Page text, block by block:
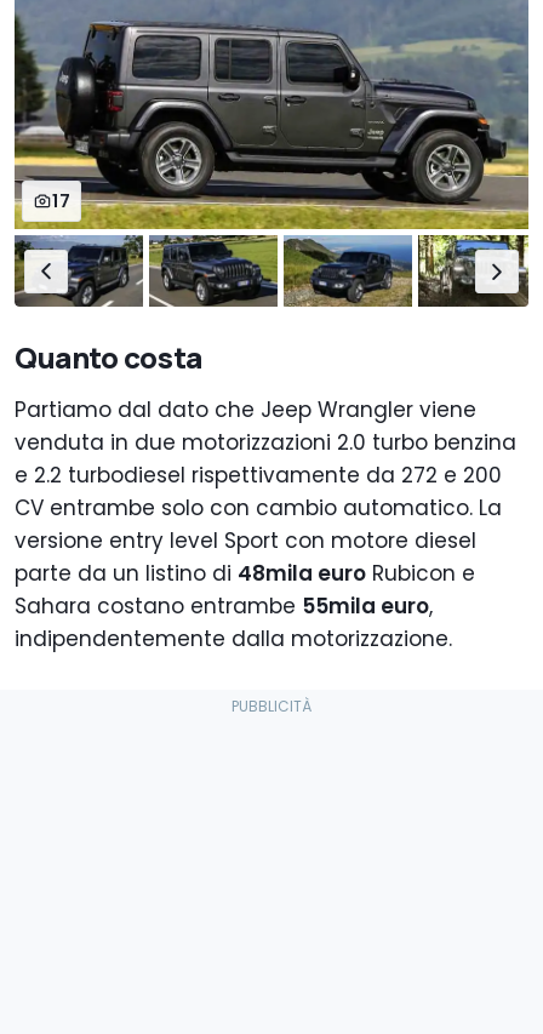
17
Quanto costa
Partiamo dal dato che Jeep Wrangler viene
venduta in due motorizzazioni 2.0 turbo benzina
e 2.2 turbodiesel rispettivamente da 272 e 200
CV entrambe solo con cambio automatico. La
versione entry level Sport con motore diesel
parte da un listino di 48mila euro Rubicon e
Sahara costano entrambe 55mila euro,
indipendentemente dalla motorizzazione.